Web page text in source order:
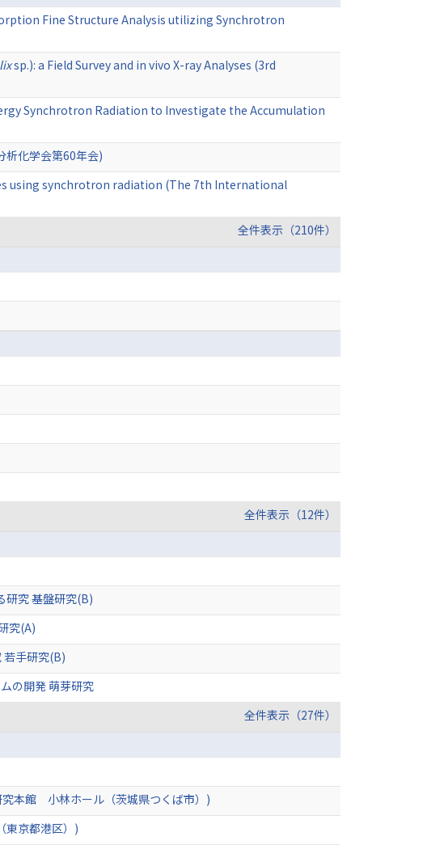
Fine Structure Analysis utilizing Synchrotron
sp.): a Field Survey and in vivo X-ray Analyses (3rd
Synchrotron Radiation to Investigate the Accumulation
析化学会第60年会)
using synchrotron radiation (The 7th International
全件表示（210件）
全件表示（12件）
研究 基盤研究(B)
究(A)
若手研究(B)
の開発 萌芽研究
全件表示（27件）
本館 小林ホール（茨城県つくば市）)
東京都港区）)